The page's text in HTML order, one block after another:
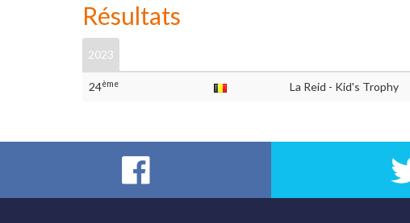
Résultats
2023
24ème La Reid - Kid's Trophy